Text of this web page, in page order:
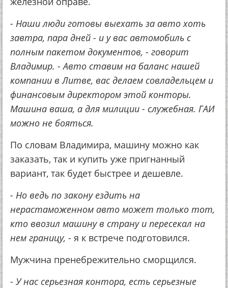
- Наши люди готовы выехать за авто хоть
завтра, пара дней - и у вас автомобиль с
полным пакетом документов, - говорит
Владимир. - Авто ставим на баланс нашей
компании в Литве, вас делаем совладельцем и
финансовым директором этой конторы.
Машина ваша, а для милиции - служебная. ГАИ
можно не бояться.
По словам Владимира, машину можно как
заказать, так и купить уже пригнанный
вариант, так будет быстрее и дешевле.
- Но ведь по закону ездить на
нерастаможенном авто может только тот,
кто ввозил машину в страну и пересекал на
нем границу, - я к встрече подготовился.
Мужчина пренебрежительно сморщился.
- У нас серьезная контора, есть серьезные